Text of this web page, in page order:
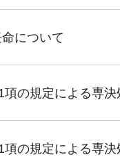
について
の規定による専
の規定による専